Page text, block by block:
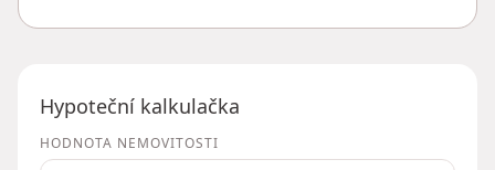
Hypoteční kalkulačka
HODNOTA NEMOVITOSTI